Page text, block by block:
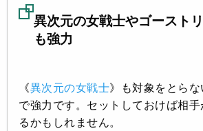
異次元の女戦士やゴースト
も強力
《異次元の女戦士》も対象をとら
で強力です。セットしておけば相
るかもしれません。